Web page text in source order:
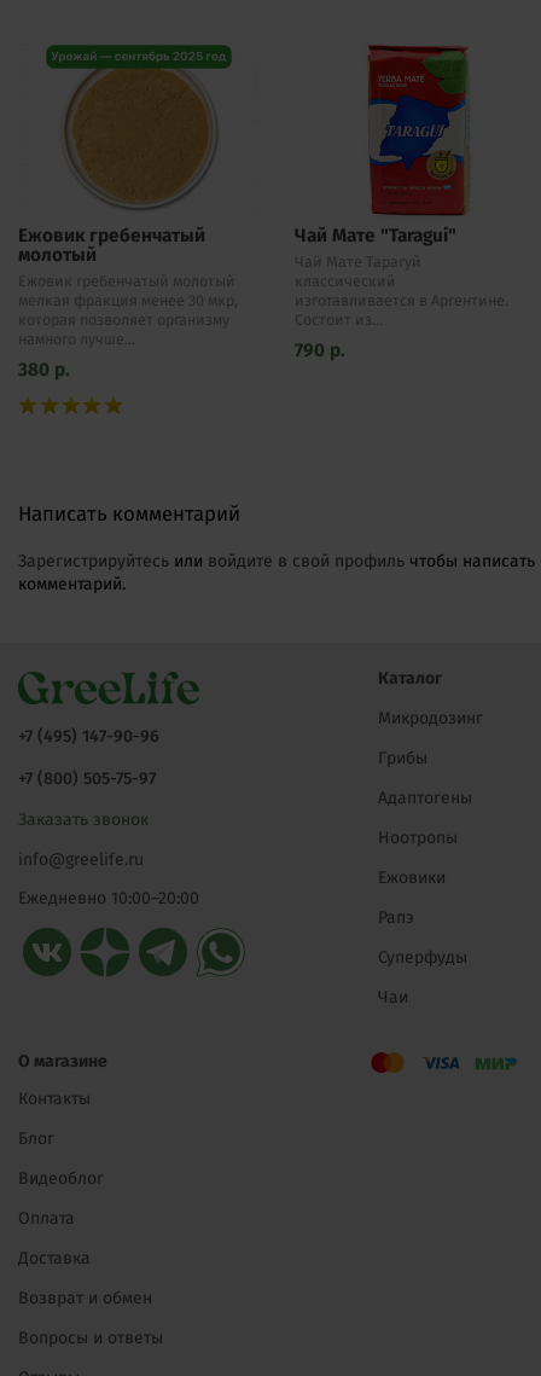
Ежовик гребенчатый
молотый
Ежовик гребенчатый молотый
мелкая фракция менее 30 мкр,
которая позволяет организму
намного лучше...
380 р.
Чай Мате "Taragui"
Чай Мате Тарагуй
классический
изготавливается в Аргентине.
Состоит из...
790 р.
Написать комментарий
Зарегистрируйтесь или войдите в свой профиль чтобы написать
комментарий.
+7 (495) 147-90-96
+7 (800) 505-75-97
Заказать звонок
info@greelife.ru
Ежедневно 10:00–20:00
Каталог
Микродозинг
Грибы
Адаптогены
Ноотропы
Ежовики
Рапэ
Суперфуды
Чаи
О магазине
Контакты
Блог
Видеоблог
Оплата
Доставка
Возврат и обмен
Вопросы и ответы